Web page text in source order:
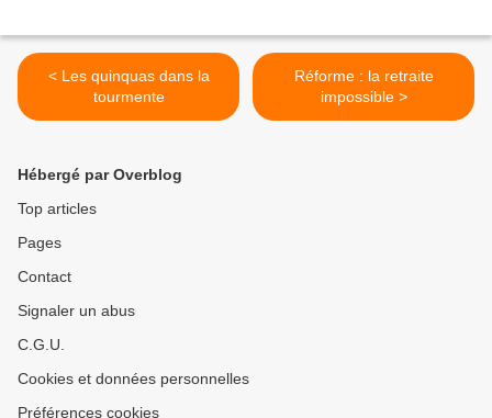
< Les quinquas dans la
tourmente
Réforme : la retraite
impossible >
Hébergé par Overblog
Top articles
Pages
Contact
Signaler un abus
C.G.U.
Cookies et données personnelles
Préférences cookies